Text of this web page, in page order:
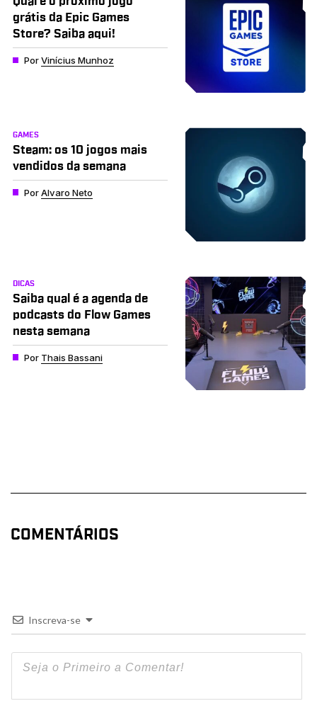
grátis da Epic Games
Store? Saiba aqui!
PorVinícius Munhoz
GAMES
Steam: os 10 jogos mais
vendidos da semana
PorAlvaro Neto
DICAS
Saiba qual é a agenda de
podcasts do Flow Games
nesta semana
Por Thais Bassani
COMENTÁRIOS
Inscreva-se